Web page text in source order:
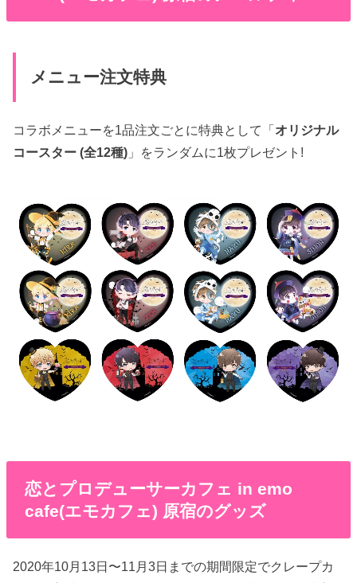
メニュー注文特典
コラボメニューを1品注文ごとに特典として「 オリジナル
コースター (全12種) 」をランダムに1枚プレゼント!
恋とプロデューサーカフェ in emo
cafe(エモカフェ) 原宿のグッズ
2020年10月13日〜11月3日までの期間限定でクレープカ